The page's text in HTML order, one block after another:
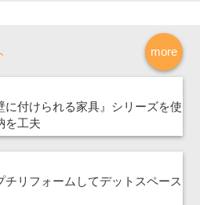
more
に付けられる家具』シリーズを使
を工夫
チリフォームしてデットスペース